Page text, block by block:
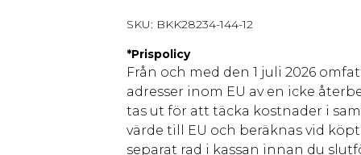
SKU: BKK28234-144-12
*Prispolicy
Från och med den 1 juli 2026
adresser inom EU av en icke
tas ut för att täcka kostnader i
värde till EU och beräknas vid
separat rad i kassan innan du